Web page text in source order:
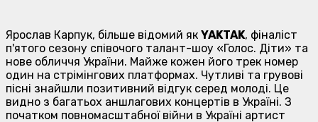
Ярослав Карпук, більше відомий як YAKTAK, фіналіст
п'ятого сезону співочого талант-шоу «Голос. Діти» та
нове обличчя України. Майже кожен його трек номер
один на стрімінгових платформах. Чутливі та грувові
пісні знайшли позитивний відгук серед молоді. Це
видно з багатьох аншлагових концертів в Україні. З
початком повномасштабної війни в Україні артист